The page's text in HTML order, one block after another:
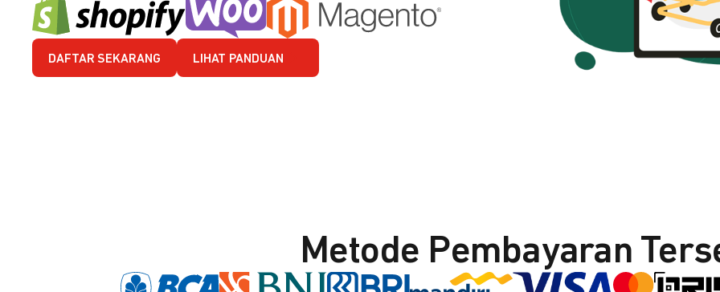
DAFTAR SEKARANG LIHAT PANDUAN
Metode Pembayaran